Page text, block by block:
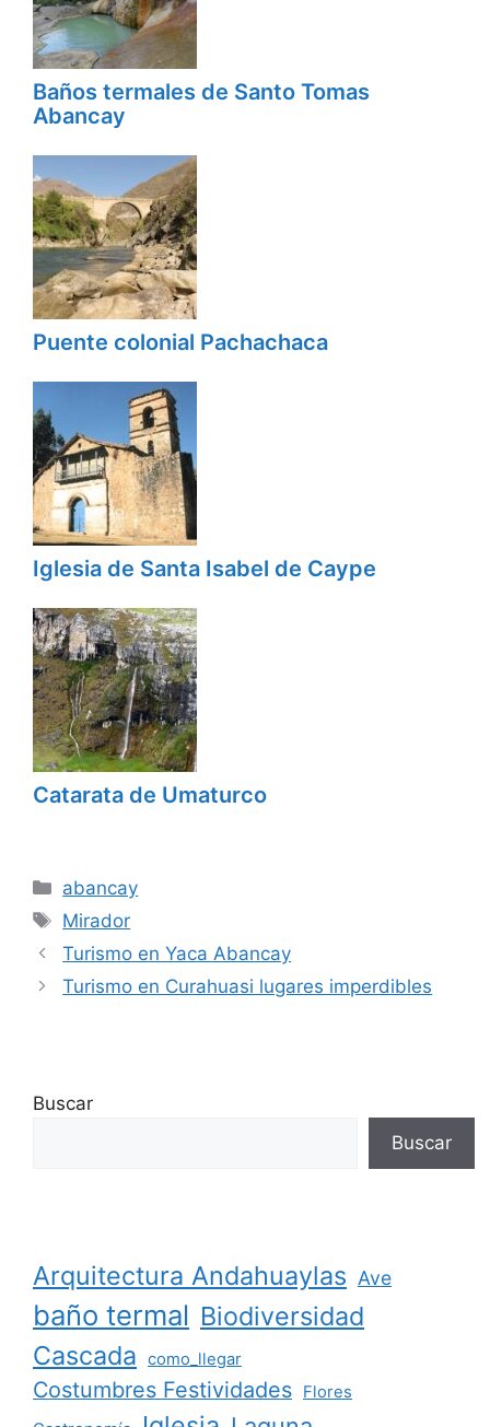
Baños termales de Santo Tomas
Abancay
Puente colonial Pachachaca
Iglesia de Santa Isabel de Caype
Catarata de Umaturco
Categorías
abancay
Etiquetas
Mirador
Turismo en Yaca Abancay
Turismo en Curahuasi lugares imperdibles
Buscar
Buscar
Arquitectura Andahuaylas Ave
baño termal Biodiversidad
Cascada
como_llegar
Costumbres Festividades
Flores